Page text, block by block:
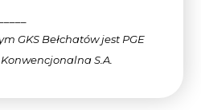
GKS Bełchatów jest PGE
S.A.